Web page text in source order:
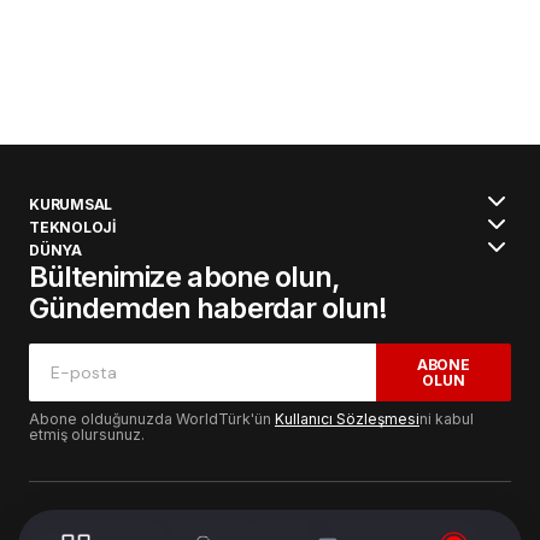
KURUMSAL
TEKNOLOJİ
DÜNYA
Bültenimize abone olun,
Gündemden haberdar olun!
ABONE
OLUN
Abone olduğunuzda WorldTürk'ün Kullanıcı Sözleşmesini kabul
etmiş olursunuz.
© 2024 WorldTurk. Tüm Hakları Saklıdır. - Tasarım & Geliştirme :